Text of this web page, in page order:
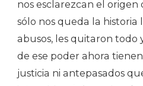
nos esclarezcan el origen
sólo nos queda la historia
abusos, les quitaron todo
de ese poder ahora tienen
justicia ni antepasados